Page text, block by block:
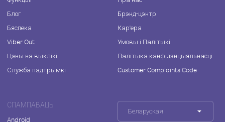
Блог
Бяспека
Viber Out
Цэны на выклікі
Служба падтрымкі
Брэнд-цэнтр
Кар'ера
Умовы і Палітыкі
Палітыка канфідэнцыяльнасці
Customer Complaints Code
СПАМПАВАЦЬ
Android
Беларуская